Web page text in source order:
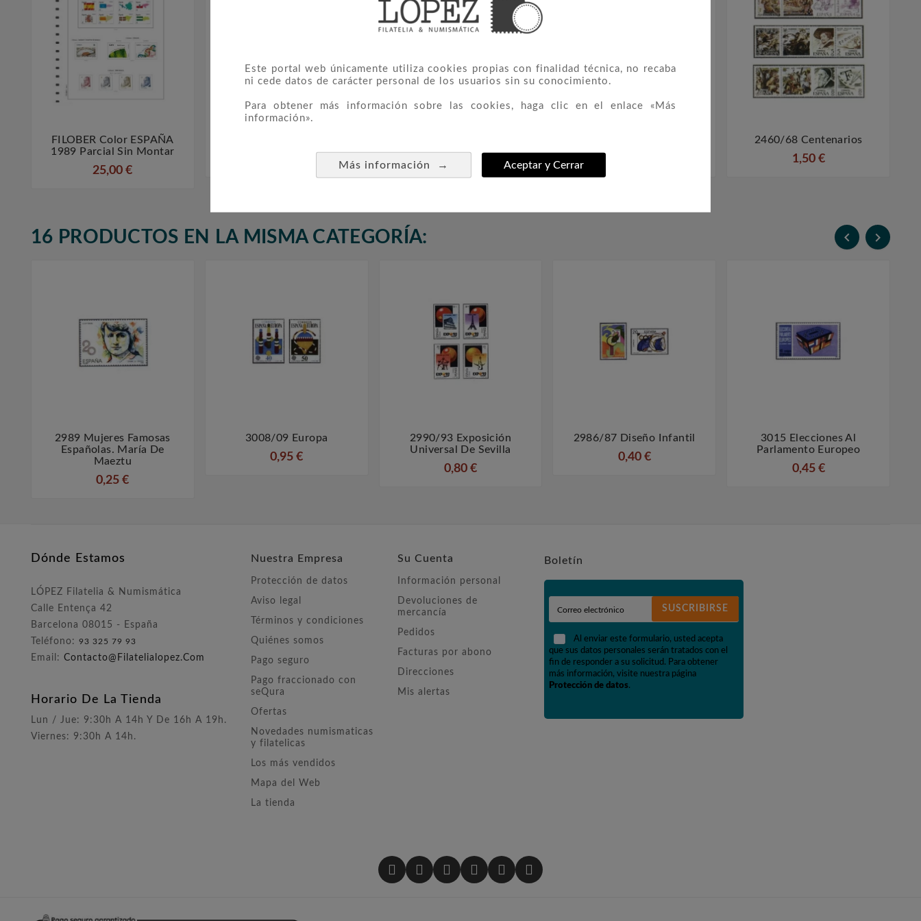
Este portal web únicamente utiliza cookies propias con finalidad técnica, no recaba
ni cede datos de carácter personal de los usuarios sin su conocimiento.
Para obtener más información sobre las cookies, haga clic en el enlace «Más
información».
Más información → Aceptar y Cerrar
 
FILOBER Color ESPAÑA
1989 Parcial Sin Montar
25,00 €
 
2460/68 Centenarios
1,50 €
16 PRODUCTOS EN LA MISMA CATEGORÍA:  
 
2989 Mujeres Famosas
Españolas. María De
Maeztu
0,25 €
 
3008/09 Europa
0,95 €
 
2990/93 Exposición
Universal De Sevilla
0,80 €
 
2986/87 Diseño Infantil
0,40 €
 
3015 Elecciones Al
Parlamento Europeo
0,45 €
Dónde Estamos
LÓPEZ Filatelia & Numismática
Calle Entença 42
Barcelona 08015 - España
Teléfono: 93 325 79 93
Email: Contacto@filatelialopez.com
Horario De La Tienda
Lun / Jue: 9:30h A 14h Y De 16h A 19h.
Viernes: 9:30h A 14h.
Nuestra Empresa
Protección de datos
Aviso legal
Términos y condiciones
Quiénes somos
Pago seguro
Pago fraccionado con
seQura
Ofertas
Novedades numismaticas
y filatelicas
Los más vendidos
Mapa del Web
La tienda
Su Cuenta
Información personal
Devoluciones de
mercancía
Pedidos
Facturas por abono
Direcciones
Mis alertas
Boletín
SUSCRIBIRSE
Al enviar este formulario, usted acepta
que sus datos personales serán tratados con el
fin de responder a su solicitud. Para obtener
más información, visite nuestra página
Protección de datos.